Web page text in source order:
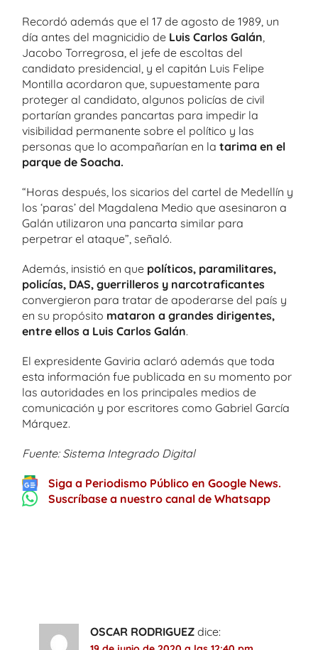
Recordó además que el 17 de agosto de 1989, un
día antes del magnicidio de Luis Carlos Galán
Jacobo Torregrosa, el jefe de escoltas del
candidato presidencial, y el capitán Luis Felipe
Montilla acordaron que, supuestamente para
proteger al candidato, algunos policías de civil
portarían grandes pancartas para impedir la
visibilidad permanente sobre el político y las
personas que lo acompañarían en la tarima en el
parque de Soacha.
“Horas después, los sicarios del cartel de Medellín y
los ‘paras’ del Magdalena Medio que asesinaron a
Galán utilizaron una pancarta similar para
perpetrar el ataque”, señaló.
Además, insistió en que políticos, paramilitares,
policías, DAS, guerrilleros y narcotraficantes
convergieron para tratar de apoderarse del país y
en su propósito mataron a grandes dirigentes,
entre ellos a Luis Carlos Galán.
El expresidente Gaviria aclaró además que toda
esta información fue publicada en su momento por
las autoridades en los principales medios de
comunicación y por escritores como Gabriel García
Márquez.
Fuente: Sistema Integrado Digital
Siga a Periodismo Público en Google News.
Suscríbase a nuestro canal de Whatsapp
OSCAR RODRIGUEZ dice: